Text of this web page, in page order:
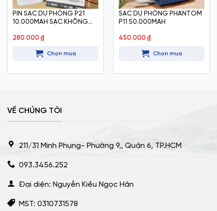
PIN SẠC DỰ PHÒNG P21
10.000MAH SẠC KHÔNG
280.000 ₫
Chọn mua
SẠC DỰ PHÒNG PHANTOM
P11 50.000MAH
450.000 ₫
Chọn mua
VỀ CHÚNG TÔI
211/31 Minh Phụng- Phường 9,, Quận 6, TP.HCM
093.3456.252
Đại diện: Nguyễn Kiều Ngọc Hân
MST: 0310731578